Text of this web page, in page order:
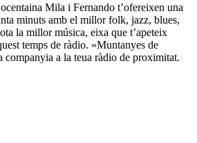
Mila i Fernando t’ofereixen una
minuts amb el millor folk, jazz, blues,
la millor música, eixa que t’apeteix
temps de ràdio. «Muntanyes de
companyia a la teua ràdio de proximitat.